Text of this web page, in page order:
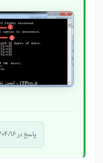
پاسخ در 1394/04/16 توسط